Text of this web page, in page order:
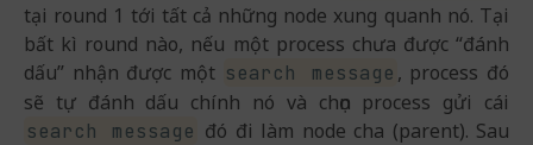
tại round 1 tới tất cả những node xung quanh nó. Tại
bất kì round nào, nếu một process chưa được “đánh
dấu” nhận được một search message , process đó
sẽ tự đánh dấu chính nó và chọn process gửi cái
search message đó đi làm node cha (parent). Sau